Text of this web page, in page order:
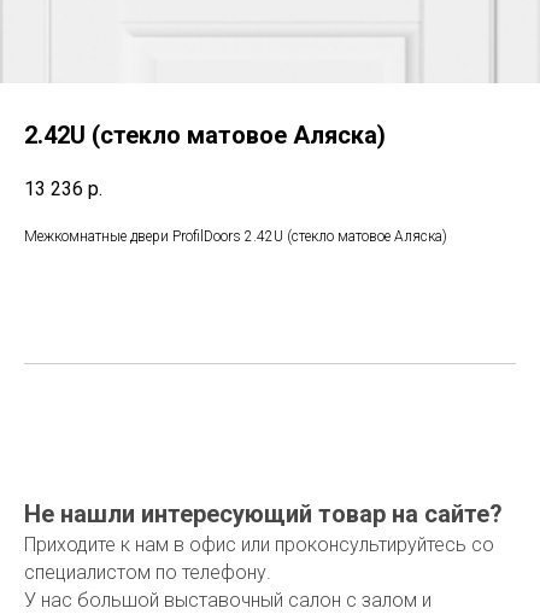
2.42U (стекло матовое Аляска)
13 236 р.
Межкомнатные двери ProfilDoors 2.42U (стекло матовое Аляска)
Не нашли интересующий товар на сайте?
Приходите к нам в офис или проконсультируйтесь со
специалистом по телефону.
У нас большой выставочный салон с залом и